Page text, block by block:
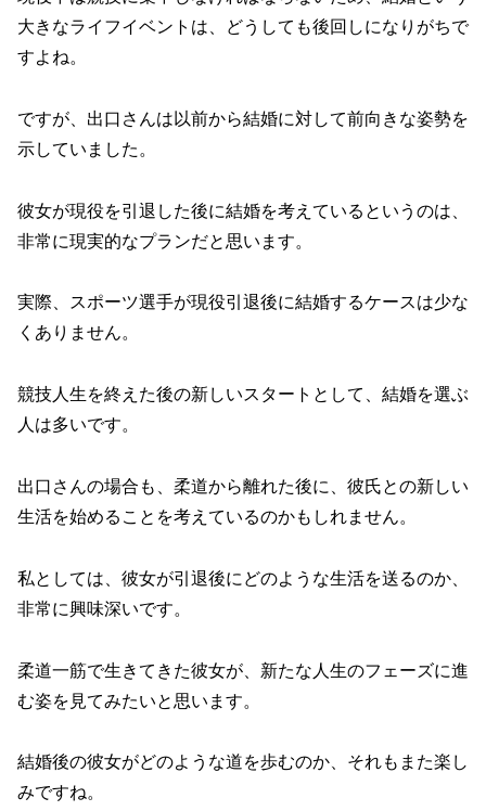
大きなライフイベントは、どうしても後回しになりがちで
すよね。
ですが、出口さんは以前から結婚に対して前向きな姿勢を
示していました。
彼女が現役を引退した後に結婚を考えているというのは、
非常に現実的なプランだと思います。
実際、スポーツ選手が現役引退後に結婚するケースは少な
くありません。
競技人生を終えた後の新しいスタートとして、結婚を選ぶ
人は多いです。
出口さんの場合も、柔道から離れた後に、彼氏との新しい
生活を始めることを考えているのかもしれません。
私としては、彼女が引退後にどのような生活を送るのか、
非常に興味深いです。
柔道一筋で生きてきた彼女が、新たな人生のフェーズに進
む姿を見てみたいと思います。
結婚後の彼女がどのような道を歩むのか、それもまた楽し
みですね。